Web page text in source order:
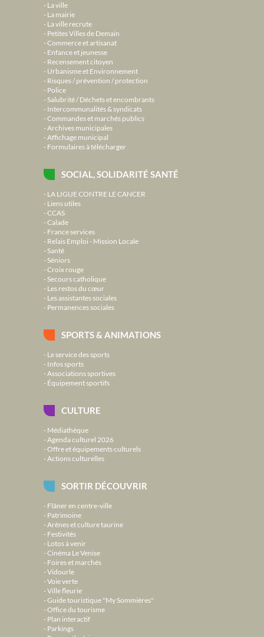
La ville
La mairie
La ville recrute
Petites Villes de Demain
Commerce et artisanat
Enfance et jeunesse
Recensement citoyen
Urbanisme et Environnement
Risques / prévention / protection
Police
Salubrité / Déchets et encombrants
Intercommunalités & syndicats
Commandes et marchés publics
Archives municipales
Affichage municipal
Formulaires à télécharger
SOCIAL, SOLIDARITÉ SANTÉ
LA LIGUE CONTRE LE CANCER
Liens utiles
CCAS
Calade
France services
Relais Emploi - Mission Locale
Santé
Séniors
Croix rouge
Secours catholique
Les restos du cœur
Les assistantes sociales
Permanences sociales
SPORTS & ANIMATIONS
Le service des sports
Infos sports
Associations sportives
Équipement sportifs
CULTURE
Médiathèque
Agenda culturel 2026
Offre et équipements culturels
Actions culturelles
SORTIR DÉCOUVRIR
Flâner en centre-ville
Patrimoine
Arènes et culture taurine
Festivités
Lotos à venir
Cinéma Le Venise
Foires et marchés
Vidourle
Voie verte
Ville fleurie
Guide touristique "My Sommières"
Office du tourisme
Plan interactif
Parkings